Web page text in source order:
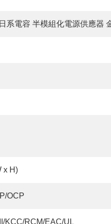
系電容 半模組化電源供應器
x H)
OCP
KCC/RCM/EAC/UL